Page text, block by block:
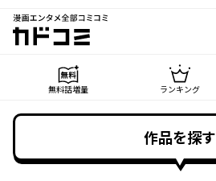
漫画エンタメ全部コミコミ
カドコミ
無料話増量 ランキング
作品を探す